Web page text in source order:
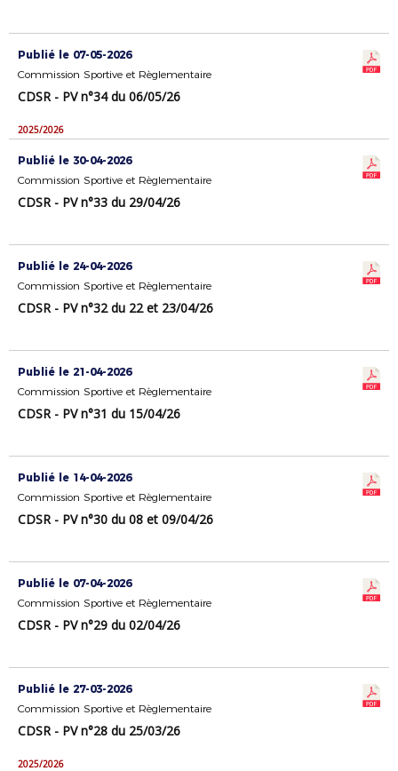
Publié le 07-05-2026
Commission Sportive et Règlementaire
CDSR - PV n°34 du 06/05/26
2025/2026
Publié le 30-04-2026
Commission Sportive et Règlementaire
CDSR - PV n°33 du 29/04/26
Publié le 24-04-2026
Commission Sportive et Règlementaire
CDSR - PV n°32 du 22 et 23/04/26
Publié le 21-04-2026
Commission Sportive et Règlementaire
CDSR - PV n°31 du 15/04/26
Publié le 14-04-2026
Commission Sportive et Règlementaire
CDSR - PV n°30 du 08 et 09/04/26
Publié le 07-04-2026
Commission Sportive et Règlementaire
CDSR - PV n°29 du 02/04/26
Publié le 27-03-2026
Commission Sportive et Règlementaire
CDSR - PV n°28 du 25/03/26
2025/2026